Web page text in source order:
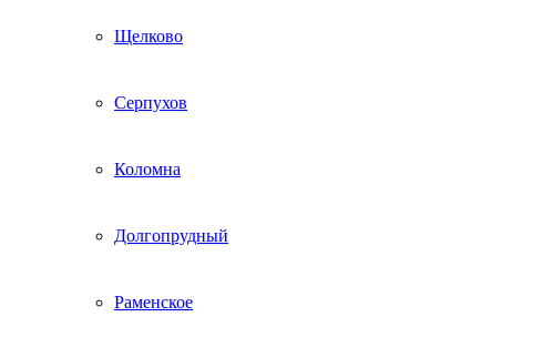
Щелково
Серпухов
Коломна
Долгопрудный
Раменское